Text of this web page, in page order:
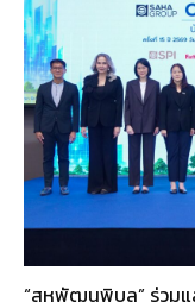
“สหพัฒนพิบูล” ร่วมแ